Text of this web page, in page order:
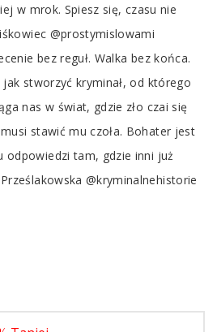
w mrok. Spiesz się, czasu nie
@prostymislowami
bez reguł. Walka bez końca.
stworzyć kryminał, od którego
nas w świat, gdzie zło czai się
stawić mu czoła. Bohater jest
odpowiedzi tam, gdzie inni już
@kryminalnehistorie